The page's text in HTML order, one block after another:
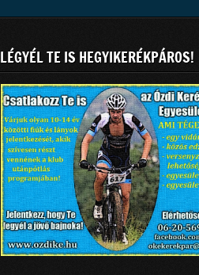
LÉGYÉL TE IS HEGYIKERÉKPÁROS!